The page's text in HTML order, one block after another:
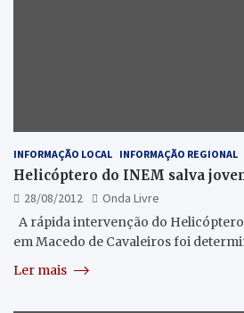
INFORMAÇÃO LOCAL INFORMAÇÃO REGIONAL
Helicóptero do INEM salva
28/08/2012
Onda Livre
A rápida intervenção do
em Macedo de Cavaleiros foi
Ler mais